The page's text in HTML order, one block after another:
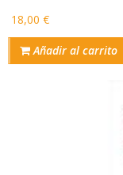
18,00 €
Añadir al carrito